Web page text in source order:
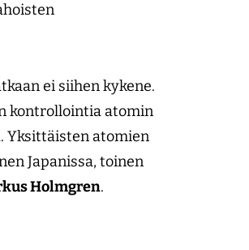
ei siihen kykene.
kontrollointia atomin
Yksittäisten atomien
Japanissa, toinen
Holmgren.